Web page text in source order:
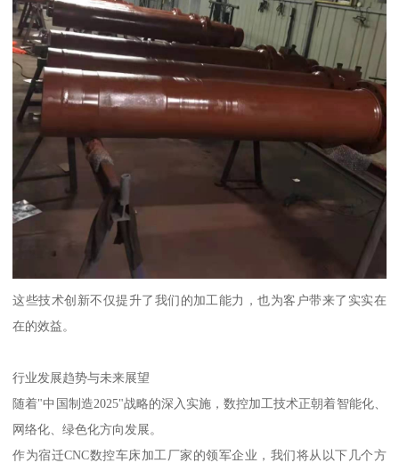
这些技术创新不仅提升了我们的加工能力，也为客户带来了实实在
在的效益。
行业发展趋势与未来展望
随着"中国制造2025"战略的深入实施，数控加工技术正朝着智能化、
网络化、绿色化方向发展。
作为宿迁CNC数控车床加工厂家的领军企业，我们将从以下几个方